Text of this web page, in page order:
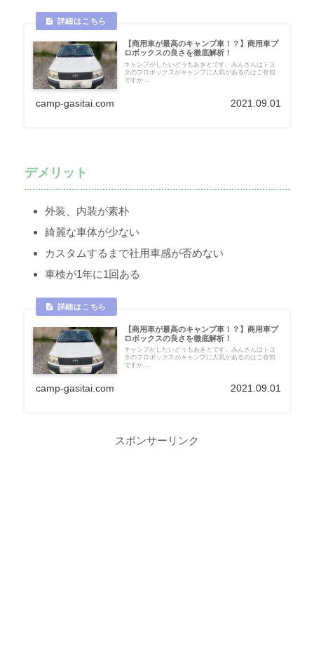
【商用車が最高のキャンプ車！？】商用車プ
ロボックスの良さを徹底解析！
キャンプがしたいどうもあきとです。みんさんはトヨ
タのプロボックスがキャンプに人気があるのはご存知
ですか...
camp-gasitai.com 2021.09.01
デメリット
外装、内装が素朴
綺麗な車体が少ない
カスタムするまで社用車感が否めない
車検が1年に1回ある
【商用車が最高のキャンプ車！？】商用車プ
ロボックスの良さを徹底解析！
キャンプがしたいどうもあきとです。みんさんはトヨ
タのプロボックスがキャンプに人気があるのはご存知
ですか...
camp-gasitai.com 2021.09.01
スポンサーリンク